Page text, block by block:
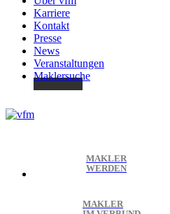
Karriere
Kontakt
Presse
News
Veranstaltungen
Maklersuche
MAKLER
WERDEN
MAKLER